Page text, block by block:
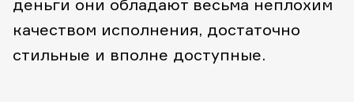
деньги они обладают весьма неплохим
качеством исполнения, достаточно
стильные и вполне доступные.